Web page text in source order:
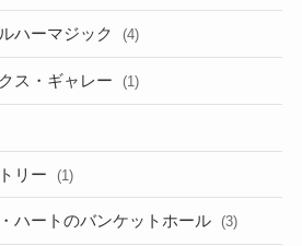
ハーマジック (4)
ス・ギャレー (1)
リー (1)
ハートのバンケットホール (3)